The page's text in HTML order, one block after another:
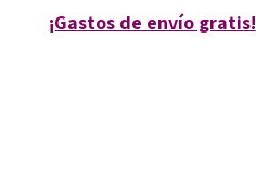
¡Gastos de envío gratis!